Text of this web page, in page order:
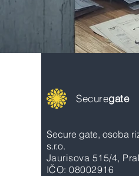
Securegate
Secure gate, osoba
s.r.o.
Jaurisova 515/4,
IČO: 08002916